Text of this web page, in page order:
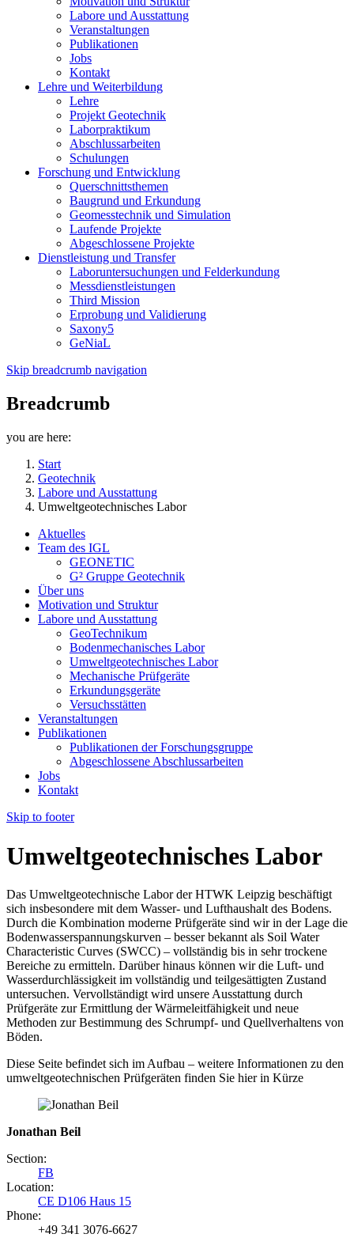
Labore und Ausstattung
Veranstaltungen
Publikationen
Jobs
Kontakt
Lehre und Weiterbildung
Lehre
Projekt Geotechnik
Laborpraktikum
Abschlussarbeiten
Schulungen
Forschung und Entwicklung
Querschnittsthemen
Baugrund und Erkundung
Geomesstechnik und Simulation
Laufende Projekte
Abgeschlossene Projekte
Dienstleistung und Transfer
Laboruntersuchungen und Felderkundung
Messdienstleistungen
Third Mission
Erprobung und Validierung
Saxony5
GeNiaL
Skip breadcrumb navigation
Breadcrumb
you are here:
Start
Geotechnik
Labore und Ausstattung
Umweltgeotechnisches Labor
Aktuelles
Team des IGL
GEONETIC
G² Gruppe Geotechnik
Über uns
Motivation und Struktur
Labore und Ausstattung
GeoTechnikum
Bodenmechanisches Labor
Umweltgeotechnisches Labor
Mechanische Prüfgeräte
Erkundungsgeräte
Versuchsstätten
Veranstaltungen
Publikationen
Publikationen der Forschungsgruppe
Abgeschlossene Abschlussarbeiten
Jobs
Kontakt
Skip to footer
Umweltgeotechnisches Labor
Das Umweltgeotechnische Labor der HTWK Leipzig beschäftigt
sich insbesondere mit dem Wasser- und Lufthaushalt des Bodens.
Durch die Kombination moderne Prüfgeräte sind wir in der Lage die
Bodenwasserspannungskurven – besser bekannt als Soil Water
Characteristic Curves (SWCC) – vollständig bis in sehr trockene
Bereiche zu ermitteln. Darüber hinaus können wir die Luft- und
Wasserdurchlässigkeit im vollständig und teilgesättigten Zustand
untersuchen. Vervollständigt wird unsere Ausstattung durch
Prüfgeräte zur Ermittlung der Wärmeleitfähigkeit und neue
Methoden zur Bestimmung des Schrumpf- und Quellverhaltens von
Böden.
Diese Seite befindet sich im Aufbau – weitere Informationen zu den
umweltgeotechnischen Prüfgeräten finden Sie hier in Kürze
Jonathan Beil
Section:
FB
Location:
CE D106 Haus 15
Phone:
+49 341 3076-6627